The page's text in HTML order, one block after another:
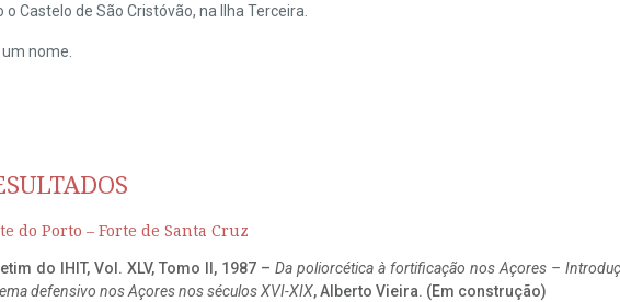
Castelo de São Cristóvão, na Ilha Terceira.
nome.
do Porto – Forte de Santa Cruz
do IHIT, Vol. XLV, Tomo II, 1987 – Da poliorcética à fortificação nos Açores –
defensivo nos Açores nos séculos XVI-XIX, Alberto Vieira. (Em construção)